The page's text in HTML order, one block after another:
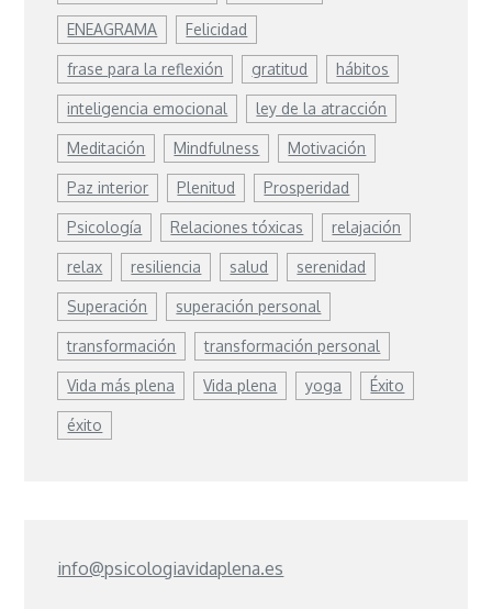
ENEAGRAMA Felicidad
frase para la reflexión gratitud hábitos
inteligencia emocional ley de la atracción
Meditación Mindfulness Motivación
Paz interior Plenitud Prosperidad
Psicología Relaciones tóxicas relajación
relax resiliencia salud serenidad
Superación superación personal
transformación transformación personal
Vida más plena Vida plena yoga Éxito
éxito
info@psicologiavidaplena.es